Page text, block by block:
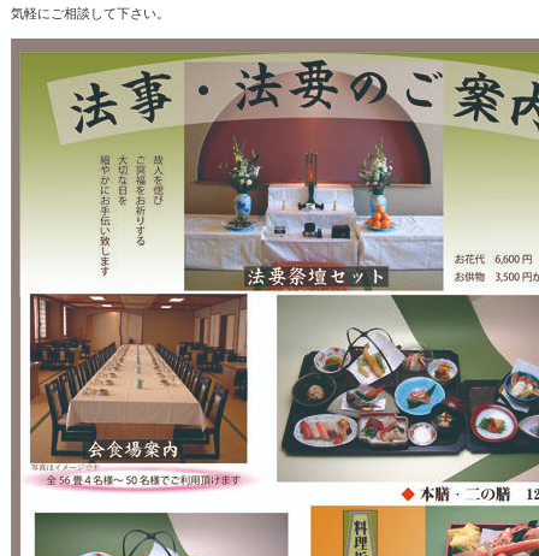
気軽にご相談して下さい。